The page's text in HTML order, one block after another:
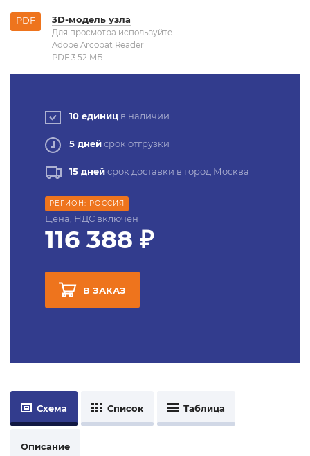
PDF 3D-модель узла
Для просмотра используйте
Adobe Arcobat Reader
PDF 3.52 MБ
10 единиц в наличии
5 днейсрок отгрузки
15 днейсрок доставки в город Москва
РЕГИОН: РОССИЯ
Цена, НДС включен
116 388 ₽
В ЗАКАЗ
Схема Список Таблица
Описание